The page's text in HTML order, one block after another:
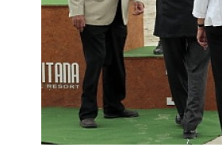
ODKAZY
NOVÝ PŘEKÁŽKOVÝ MATERIÁL
CENÍK SLUŽEB